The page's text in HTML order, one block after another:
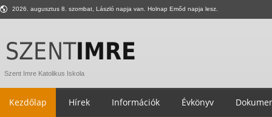
2026. augusztus 8. szombat, László napja van. Holnap Emőd napja lesz.
Szent Imre Katolikus Iskola
Kezdőlap Hírek Információk Évkönyv